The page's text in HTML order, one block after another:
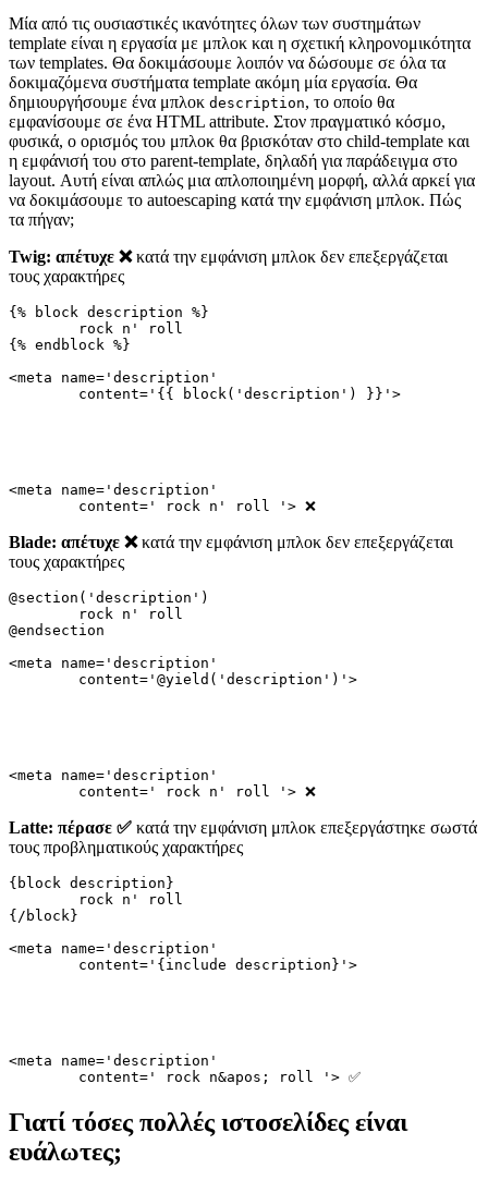
Μία από τις ουσιαστικές ικανότητες όλων των συστημάτων
template είναι η εργασία με μπλοκ και η σχετική κληρονομικότητα
των templates. Θα δοκιμάσουμε λοιπόν να δώσουμε σε όλα τα
δοκιμαζόμενα συστήματα template ακόμη μία εργασία. Θα
δημιουργήσουμε ένα μπλοκ description, το οποίο θα
εμφανίσουμε σε ένα HTML attribute. Στον πραγματικό κόσμο,
φυσικά, ο ορισμός του μπλοκ θα βρισκόταν στο child-template και
η εμφάνισή του στο parent-template, δηλαδή για παράδειγμα στο
layout. Αυτή είναι απλώς μια απλοποιημένη μορφή, αλλά αρκεί για
να δοκιμάσουμε το autoescaping κατά την εμφάνιση μπλοκ. Πώς
τα πήγαν;
Twig: απέτυχε ❌κατά την εμφάνιση μπλοκ δεν επεξεργάζεται
τους χαρακτήρες
{% block description %}
{% endblock %}
<meta name='description'
<meta name='description'
Blade: απέτυχε ❌κατά την εμφάνιση μπλοκ δεν επεξεργάζεται
τους χαρακτήρες
@section('description')
@endsection
<meta name='description'
<meta name='description'
Latte: πέρασε ✅ κατά την εμφάνιση μπλοκ επεξεργάστηκε σωστά
τους προβληματικούς χαρακτήρες
{block description}
{/block}
<meta name='description'
<meta name='description'
Γιατί τόσες πολλές ιστοσελίδες είναι
ευάλωτες;